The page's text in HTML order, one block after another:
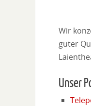
Wir
guter
Unser